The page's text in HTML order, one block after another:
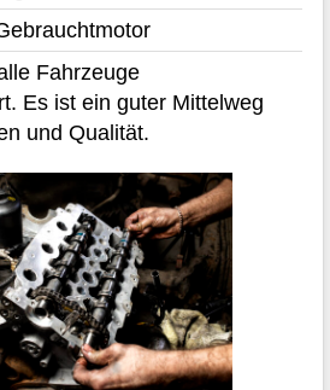
Fahrzeuge
Es ist ein guter Mittelweg
und Qualität.